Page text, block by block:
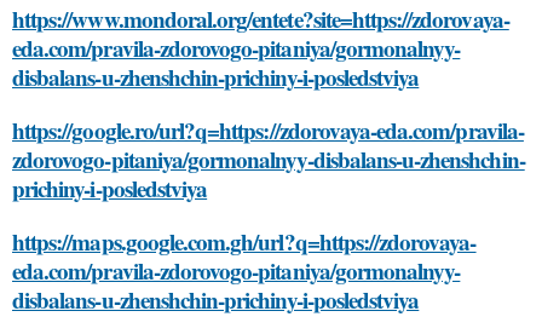
https://www.mondoral.org/entete?site=https://zdorovaya-
eda.com/pravila-zdorovogo-pitaniya/gormonalnyy-
disbalans-u-zhenshchin-prichiny-i-posledstviya
https://google.ro/url?q=https://zdorovaya-eda.com/pravila-
zdorovogo-pitaniya/gormonalnyy-disbalans-u-zhenshchin-
prichiny-i-posledstviya
https://maps.google.com.gh/url?q=https://zdorovaya-
eda.com/pravila-zdorovogo-pitaniya/gormonalnyy-
disbalans-u-zhenshchin-prichiny-i-posledstviya